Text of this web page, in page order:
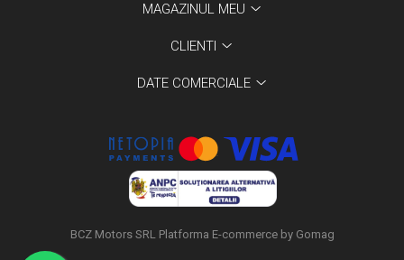
MAGAZINUL MEU
CLIENTI
DATE COMERCIALE
BCZ Motors SRL Platforma E-commerce by Gomag